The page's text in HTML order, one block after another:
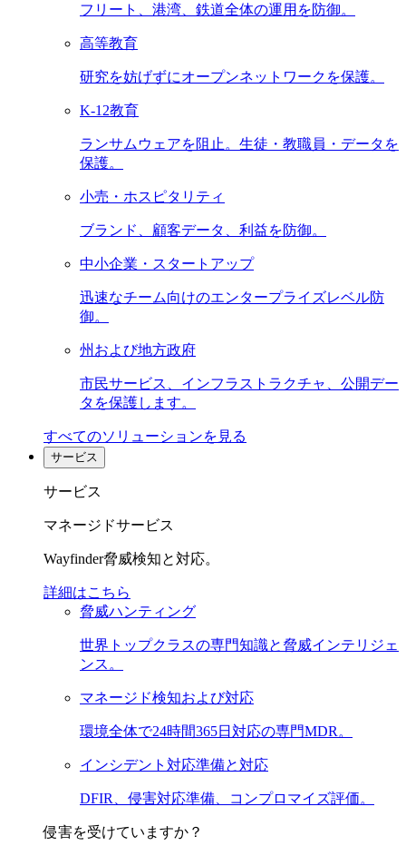
フリート、港湾、鉄道全体の運用を防御。
高等教育
研究を妨げずにオープンネットワークを保護。
K-12教育
ランサムウェアを阻止。生徒・教職員・データを
保護。
小売・ホスピタリティ
ブランド、顧客データ、利益を防御。
中小企業・スタートアップ
迅速なチーム向けのエンタープライズレベル防
御。
州および地方政府
市民サービス、インフラストラクチャ、公開デー
タを保護します。
すべてのソリューションを見る
サービス
サービス
マネージドサービス
Wayfinder脅威検知と対応。
詳細はこちら
脅威ハンティング
世界トップクラスの専門知識と脅威インテリジェ
ンス。
マネージド検知および対応
環境全体で24時間365日対応の専門MDR。
インシデント対応準備と対応
DFIR、侵害対応準備、コンプロマイズ評価。
侵害を受けていますか？